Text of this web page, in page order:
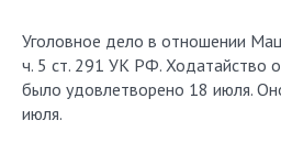
Уголовное дело в отношении
ч. 5 ст. 291 УК РФ. Ходатайство
было удовлетворено 18 июля.
июля.